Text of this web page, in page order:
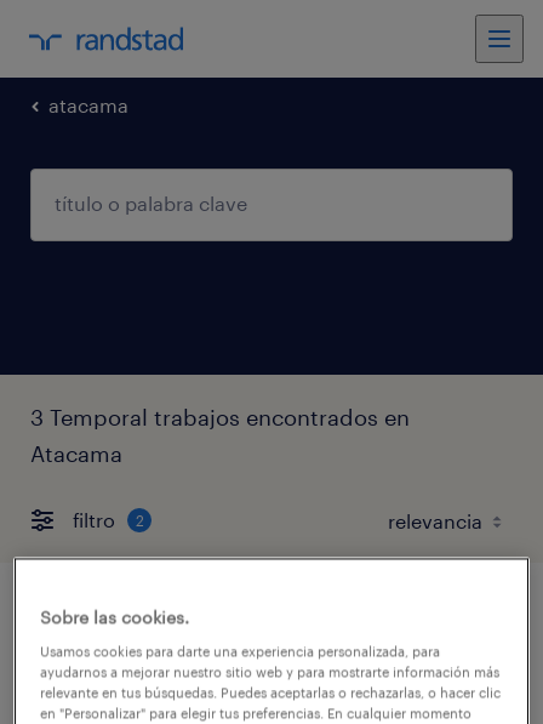
atacama
3 Temporal trabajos encontrados en
Atacama
filtro 2
técnico fusión fibra óptica- copiapó
copiapó, atacama
temporal
Sobre las cookies.
Usamos cookies para darte una experiencia personalizada, para
ayudarnos a mejorar nuestro sitio web y para mostrarte información más
relevante en tus búsquedas. Puedes aceptarlas o rechazarlas, o hacer clic
en "Personalizar" para elegir tus preferencias. En cualquier momento